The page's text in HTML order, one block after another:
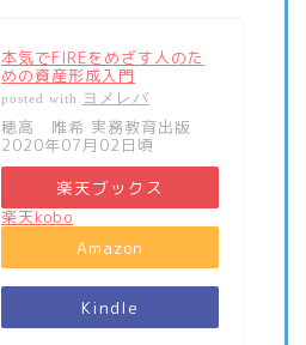
本気でFIREをめざす人のた
めの資産形成入門
posted with ヨメレバ
穂高 唯希 実務教育出版
2020年07月02日頃
楽天ブックス
楽天kobo
Amazon
Kindle